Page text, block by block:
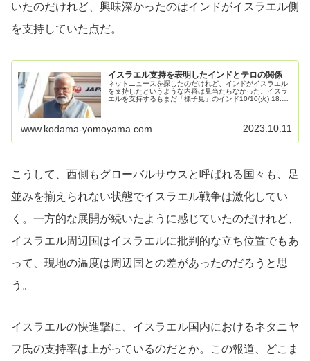
いたのだけれど、興味深かったのはインドがイスラエル側
を支持していた点だ。
イスラエル支持を表明したインドとテロの関係
ネットニュースを探したのだけれど、インドがイスラエル
を支持したというような内容は見当たらなかった。イスラ
エルを支持するもまだ「様子見」のインド10/10(火) 18:50
www.kodama-yomoyama.com 2023.10.11
こうして、西側もグローバルサウスと呼ばれる国々も、足
並みを揃えられない状態でイスラエル戦争は激化してい
く。一方的な展開が続いたように感じていたのだけれど、
イスラエル周辺国はイスラエルに批判的な立ち位置でもあ
って、現地の温度は周辺国との差があったのだろうと思
う。
イスラエルの快進撃に、イスラエル国内におけるネタニヤ
フ氏の支持率は上がっているのだとか。この報道、どこま